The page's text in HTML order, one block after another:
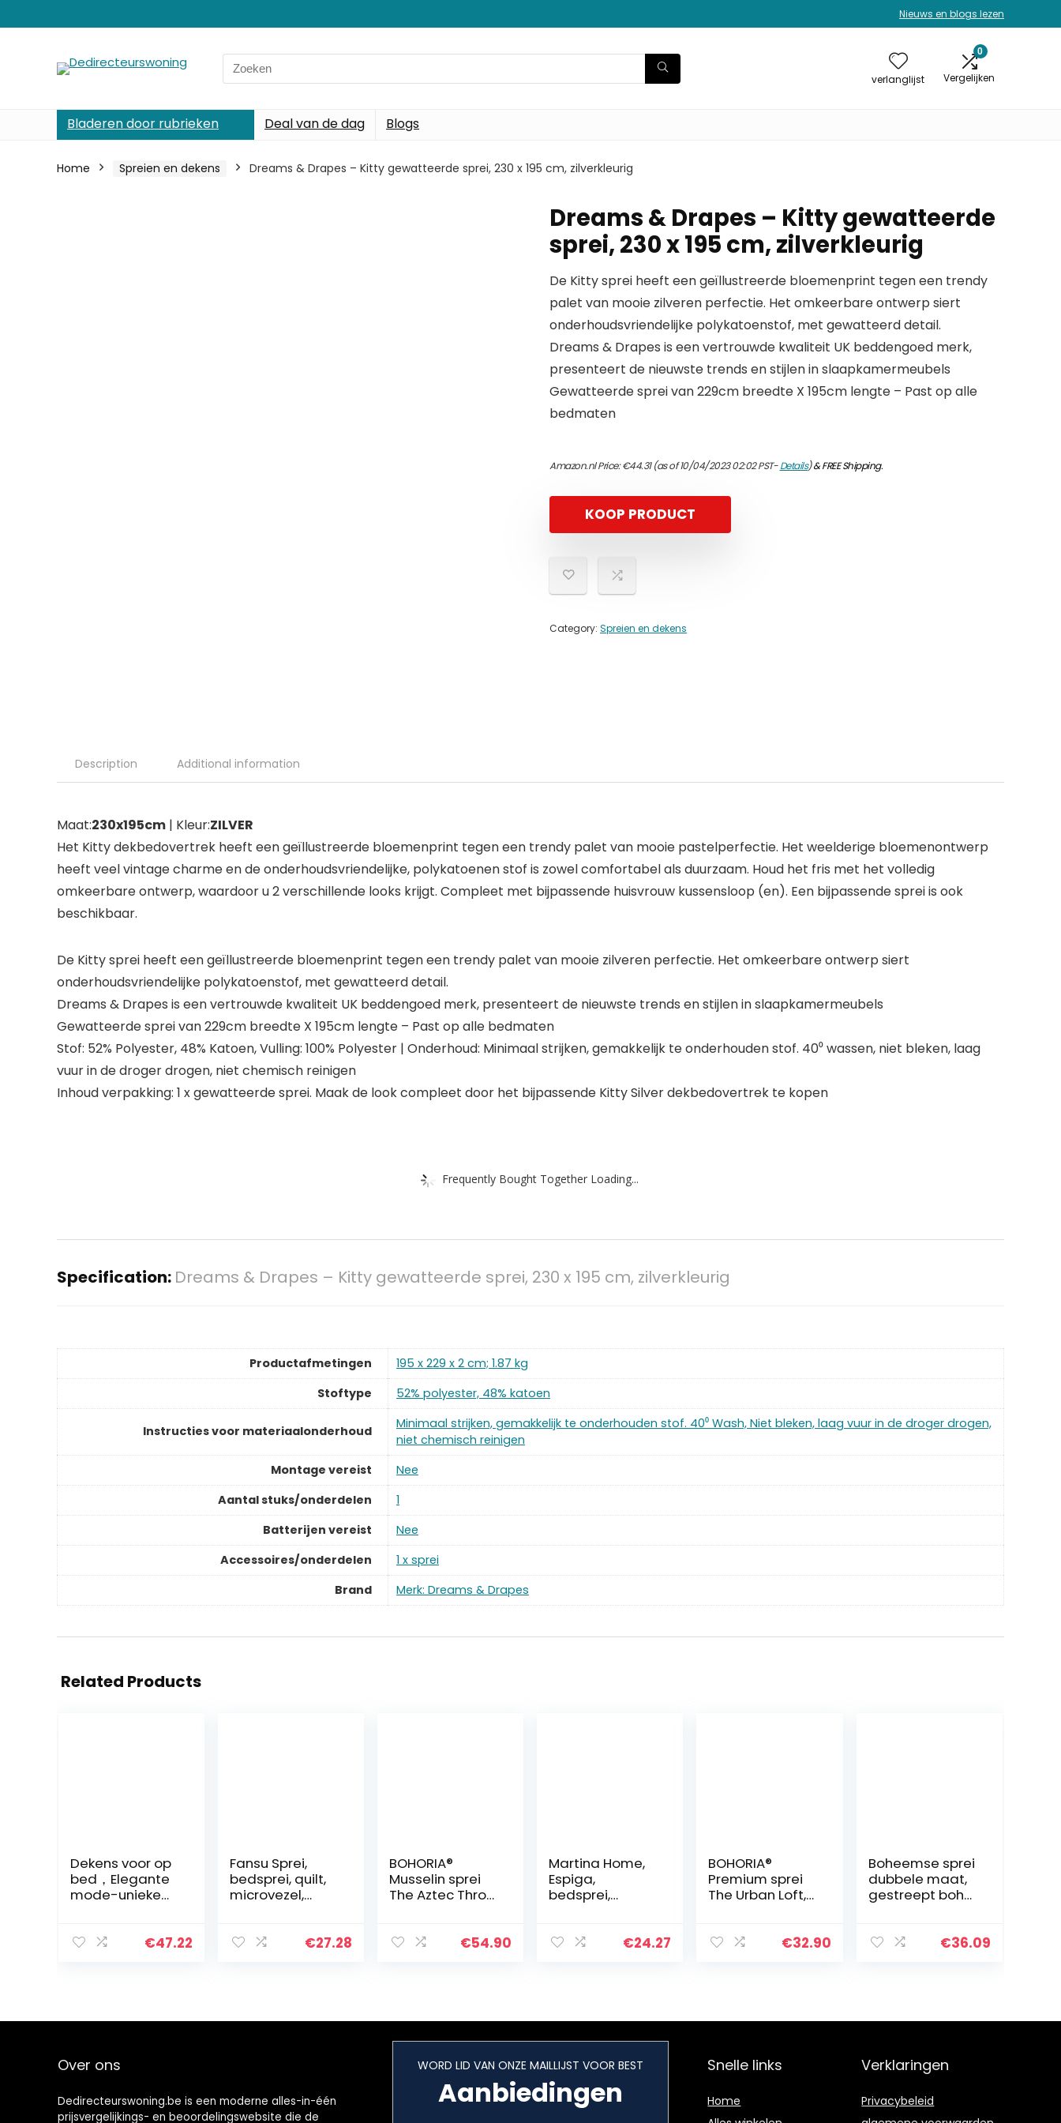
Nieuws en blogs lezen
Search
for:
verlanglijst
0
Vergelijken
Bladeren door rubrieken Deal van de dag Blogs
Home Spreien en dekens Dreams & Drapes – Kitty gewatteerde sprei, 230 x 195 cm, zilverkleurig
Dreams & Drapes – Kitty gewatteerde
sprei, 230 x 195 cm, zilverkleurig
De Kitty sprei heeft een geïllustreerde bloemenprint tegen een trendy
palet van mooie zilveren perfectie. Het omkeerbare ontwerp siert
onderhoudsvriendelijke polykatoenstof, met gewatteerd detail.
Dreams & Drapes is een vertrouwde kwaliteit UK beddengoed merk,
presenteert de nieuwste trends en stijlen in slaapkamermeubels
Gewatteerde sprei van 229cm breedte X 195cm lengte – Past op alle
bedmaten
Amazon.nl Price:€44.31(as of 10/04/2023 02:02 PST-Details)&FREE Shipping.
KOOP PRODUCT
Category: Spreien en dekens
Description Additional information
Maat:230x195cm | Kleur:ZILVER
Het Kitty dekbedovertrek heeft een geïllustreerde bloemenprint tegen een trendy palet van mooie pastelperfectie. Het weelderige bloemenontwerp
heeft veel vintage charme en de onderhoudsvriendelijke, polykatoenen stof is zowel comfortabel als duurzaam. Houd het fris met het volledig
omkeerbare ontwerp, waardoor u 2 verschillende looks krijgt. Compleet met bijpassende huisvrouw kussensloop (en). Een bijpassende sprei is ook
beschikbaar.
De Kitty sprei heeft een geïllustreerde bloemenprint tegen een trendy palet van mooie zilveren perfectie. Het omkeerbare ontwerp siert
onderhoudsvriendelijke polykatoenstof, met gewatteerd detail.
Dreams & Drapes is een vertrouwde kwaliteit UK beddengoed merk, presenteert de nieuwste trends en stijlen in slaapkamermeubels
Gewatteerde sprei van 229cm breedte X 195cm lengte – Past op alle bedmaten
Stof: 52% Polyester, 48% Katoen, Vulling: 100% Polyester | Onderhoud: Minimaal strijken, gemakkelijk te onderhouden stof. 40⁰ wassen, niet bleken, laag
vuur in de droger drogen, niet chemisch reinigen
Inhoud verpakking: 1 x gewatteerde sprei. Maak de look compleet door het bijpassende Kitty Silver dekbedovertrek te kopen
Frequently Bought Together Loading...
Specification: Dreams & Drapes – Kitty gewatteerde sprei, 230 x 195 cm, zilverkleurig
Productafmetingen
‎195 x 229 x 2 cm; 1.87 kg
Stoftype
‎52% polyester, 48% katoen
Instructies voor materiaalonderhoud
‎Minimaal strijken, gemakkelijk te onderhouden stof. 40⁰ Wash, Niet bleken, laag vuur in de droger drogen,
niet chemisch reinigen
Montage vereist
‎Nee
Aantal stuks/onderdelen
‎1
Batterijen vereist
‎Nee
Accessoires/onderdelen
‎1 x sprei
Brand
Merk: Dreams & Drapes
Related Products
Dekens voor op
bed，Elegante
mode-unieke
werpdekens€47.22
Fansu Sprei,
bedsprei, quilt,
microvezel,
eenpersoonsbe
€27.28
BOHORIA®
Musselin sprei
The Aztec Throw
katoen, sprei
€54.90
Martina Home,
Espiga,
bedsprei,
cm
€24.27
BOHORIA®
Premium sprei
The Urban Loft,
beddensprei,
€32.90
Boheemse sprei
dubbele maat,
gestreept boho
gewatteerde
€36.09
Over ons
Dedirecteurswoning.be is een moderne alles-in-één
prijsvergelijkings- en beoordelingswebsite die de
WORD LID VAN ONZE MAILLIJST VOOR BEST
Aanbiedingen
Snelle links
Home
Verklaringen
Privacybeleid